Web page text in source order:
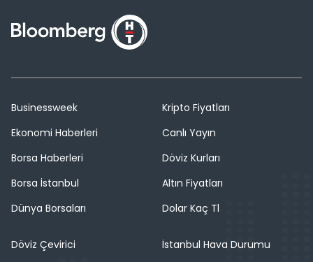
Businessweek
Ekonomi Haberleri
Borsa Haberleri
Borsa İstanbul
Dünya Borsaları
Kripto Fiyatları
Canlı Yayın
Döviz Kurları
Altın Fiyatları
Dolar Kaç Tl
Döviz Çevirici
İstanbul Hava Durumu